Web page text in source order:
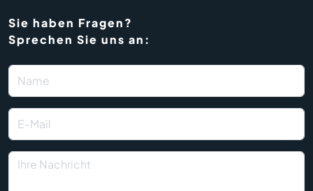
Sie haben Fragen?
Sprechen Sie uns an: